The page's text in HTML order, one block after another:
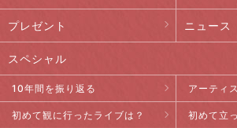
プレゼント ニュース
スペシャル
10年間を振り返る アーティ
初めて観に行ったライブは？ 初めて立